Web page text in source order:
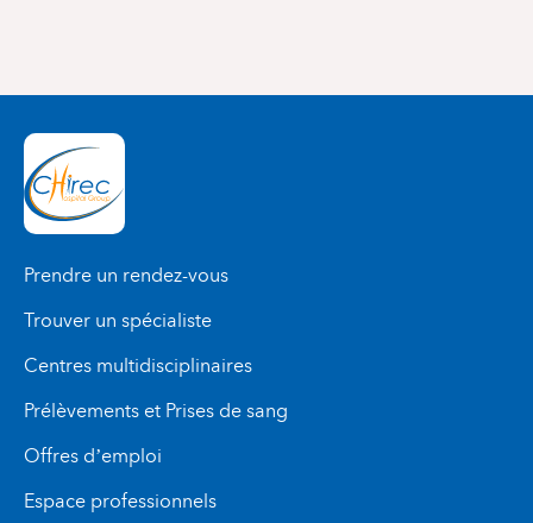
Prendre un rendez-vous
Trouver un spécialiste
Centres multidisciplinaires
Prélèvements et Prises de sang
Offres d’emploi
Espace professionnels